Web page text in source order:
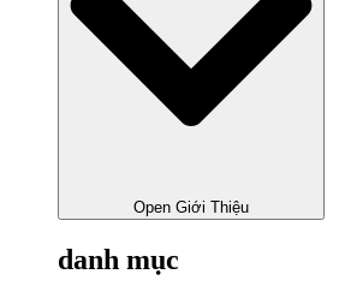
Open Giới Thiệu
danh mục